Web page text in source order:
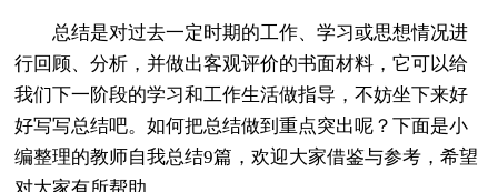
总结是对过去一定时期的工作、学习或思想情况进
行回顾、分析，并做出客观评价的书面材料，它可以给
我们下一阶段的学习和工作生活做指导，不妨坐下来好
好写写总结吧。如何把总结做到重点突出呢？下面是小
编整理的教师自我总结9篇，欢迎大家借鉴与参考，希望